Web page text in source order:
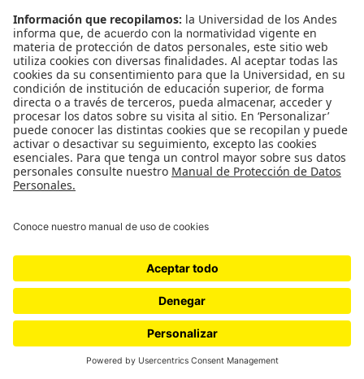
sobre la fuerza trasgresora de la música.
por cerosetenta
Género Música feminista
Tras la marea verde, esta es la
nueva causa de las mujeres en
Latinoamérica
Son Niñas, No Madres es un movimiento que busca